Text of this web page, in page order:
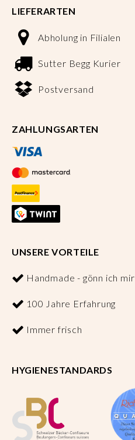
LIEFERARTEN
Abholung in Filialen
Sutter Begg Kurier
Postversand
ZAHLUNGSARTEN
UNSERE VORTEILE
Handmade - gönn ich mir
100 Jahre Erfahrung
Immer frisch
HYGIENESTANDARDS